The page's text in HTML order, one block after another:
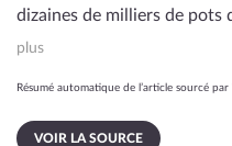
dizaines de milliers de pots
plus
Résumé automatique de l’article sourcé
VOIR LA SOURCE